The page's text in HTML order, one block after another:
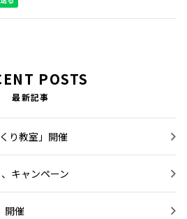
POSTS
最新記事
り教室」開催
キャンペーン
開催